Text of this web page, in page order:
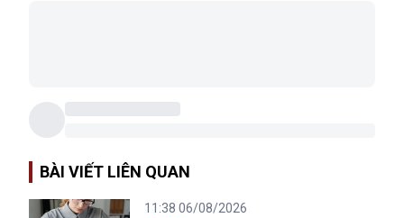
BÀI VIẾT LIÊN QUAN
11:38 06/08/2026